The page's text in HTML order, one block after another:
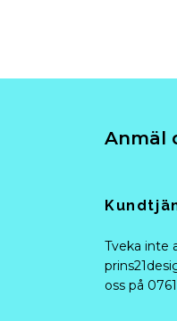
Anmäl
Tveka inte
oss på